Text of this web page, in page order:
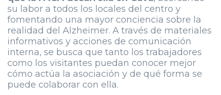
su labor a todos los locales del centro y
fomentando una mayor conciencia sobre la
realidad del Alzheimer. A través de materiales
informativos y acciones de comunicación
interna, se busca que tanto los trabajadores
como los visitantes puedan conocer mejor
cómo actúa la asociación y de qué forma se
puede colaborar con ella.